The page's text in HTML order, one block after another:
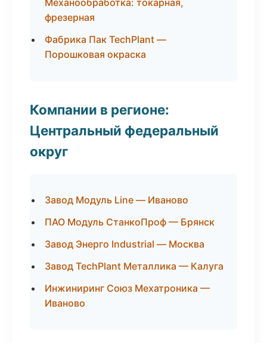
Механообработка: токарная,
фрезерная
Фабрика Пак TechPlant —
Порошковая окраска
Компании в регионе:
Центральный федеральный
округ
Завод Модуль Line — Иваново
ПАО Модуль СтанкоПроф — Брянск
Завод Энерго Industrial — Москва
Завод TechPlant Металлика — Калуга
Инжиниринг Союз Мехатроника —
Иваново